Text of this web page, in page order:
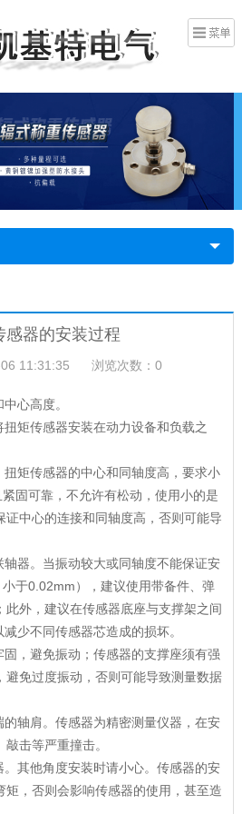
感器的安装过程
11:31:35 浏览次数：0
心高度。
扭矩传感器安装在动力设备和负载之
矩传感器的中心和同轴度高，要求小
固可靠，不允许有松动，使用小的是
证中心的连接和同轴度高，否则可能导
器。当振动较大或同轴度不能保证安
于0.02mm），建议使用带备件、弹
此外，建议在传感器底座与支撑架之间
少不同传感器芯造成的损坏。
，避免振动；传感器的支撑座须有强
避免过度振动，否则可能导致测量数据
轴肩。传感器为精密测量仪器，在安
击等严重撞击。
其他角度安装时请小心。传感器的安
矩，否则会影响传感器的使用，甚至造